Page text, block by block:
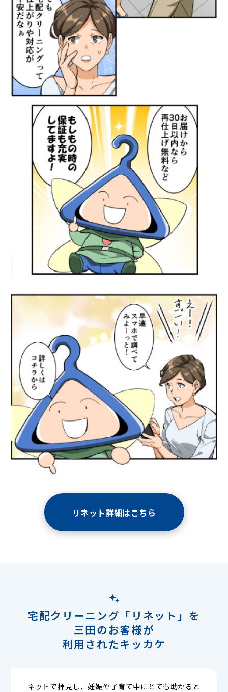
リネット詳細はこちら
宅配クリーニング「リネット」を
三田のお客様が
利用されたキッカケ
ネットで拝見し、妊娠や子育て中にとても助かると